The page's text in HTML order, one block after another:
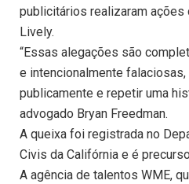
publicitários realizaram ações
Lively.
“Essas alegações são
e intencionalmente
publicamente e repetir uma
advogado Bryan Freedman.
A queixa foi registrada no
Civis da Califórnia e é
A agência de talentos WME,